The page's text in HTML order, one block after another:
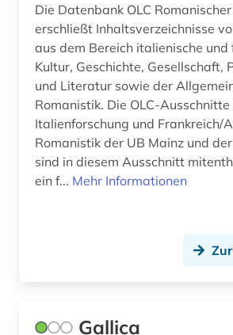
handke (1)
handschrift (1)
held (1)
hennin (1)
heroisierung (1)
heroismus (1)
Die Datenbank OLC
erschließt Inhaltsverzeichnisse
aus dem Bereich italienische und
Kultur, Geschichte, Gesellschaft,
und Literatur sowie der
Romanistik. Die OLC-Ausschnitte
Italienforschung und Frankreich/
Romanistik der UB Mainz und der ULB Bonn
sind in diesem Ausschnitt
ein f... Mehr Informationen
Gallica